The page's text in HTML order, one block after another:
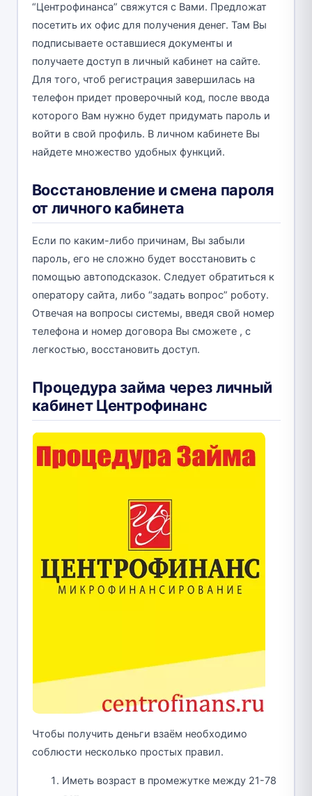
“Центрофинанса” свяжутся с Вами. Предложат
посетить их офис для получения денег. Там Вы
подписываете оставшиеся документы и
получаете доступ в личный кабинет на сайте.
Для того, чтоб регистрация завершилась на
телефон придет проверочный код, после ввода
которого Вам нужно будет придумать пароль и
войти в свой профиль. В личном кабинете Вы
найдете множество удобных функций.
Восстановление и смена пароля
от личного кабинета
Если по каким-либо причинам, Вы забыли
пароль, его не сложно будет восстановить с
помощью автоподсказок. Следует обратиться к
оператору сайта, либо “задать вопрос” роботу.
Отвечая на вопросы системы, введя свой номер
телефона и номер договора Вы сможете , с
легкостью, восстановить доступ.
Процедура займа через личный
кабинет Центрофинанс
Чтобы получить деньги взаём необходимо
соблюсти несколько простых правил.
Иметь возраст в промежутке между 21-78